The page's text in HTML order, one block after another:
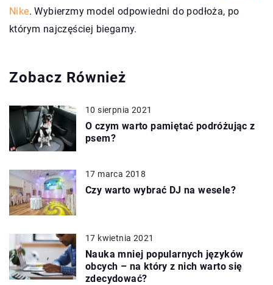
Nike. Wybierzmy model odpowiedni do podłoża, po
którym najczęściej biegamy.
Zobacz Również
10 sierpnia 2021
O czym warto pamiętać podróżując z
psem?
17 marca 2018
Czy warto wybrać DJ na wesele?
17 kwietnia 2021
Nauka mniej popularnych języków
obcych – na który z nich warto się
zdecydować?